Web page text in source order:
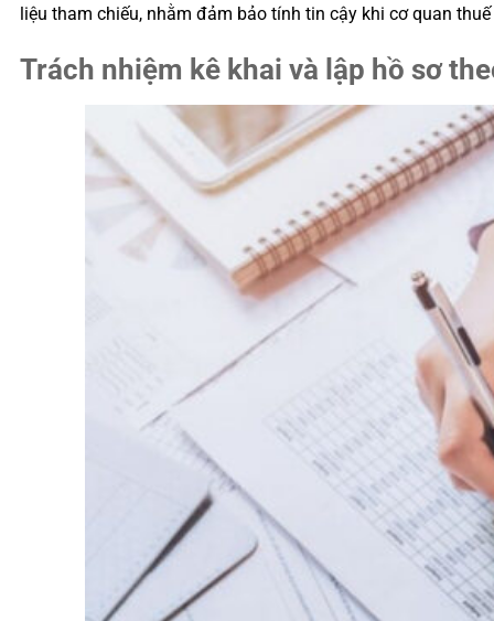
liệu tham chiếu, nhằm đảm bảo tính tin cậy khi cơ quan
Trách nhiệm kê khai và lập hồ sơ